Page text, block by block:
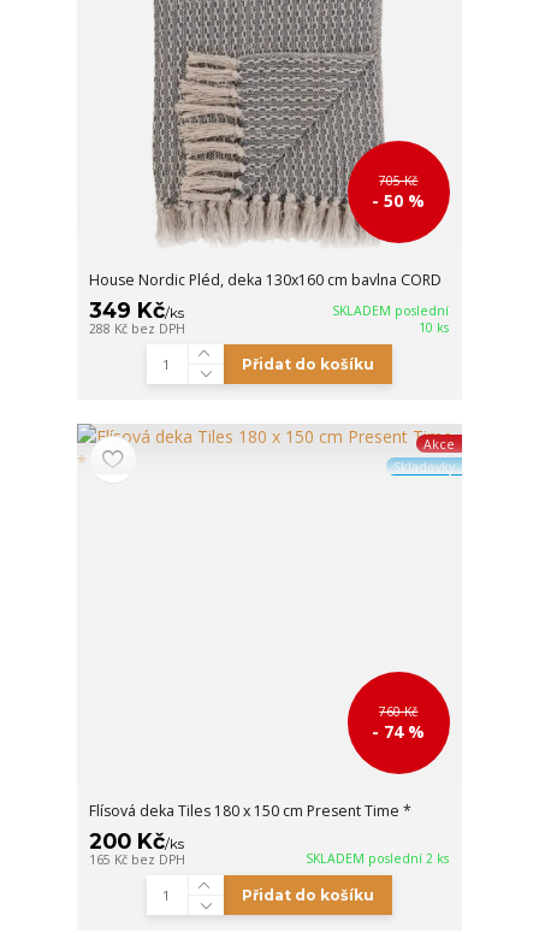
705 Kč
- 50 %
House Nordic Pléd, deka 130x160 cm bavlna CORD
349 Kč/ks
288 Kč bez DPH
SKLADEM poslední
10 ks
Přidat do košíku
Akce
Skladovky
760 Kč
- 74 %
Flísová deka Tiles 180 x 150 cm Present Time *
200 Kč/ks
165 Kč bez DPH SKLADEM poslední 2 ks
Přidat do košíku